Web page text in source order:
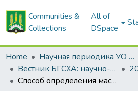
Communities &
Collections
All of
DSpace
Home
Научная периодика УО БГСХА
Вестник БГСХА: научно-методический журнал Белорусской государственной сельскохозяйственной академии
Cпособ определения мастита дойных коров на основе разности максимальных температур по четвертям вымени